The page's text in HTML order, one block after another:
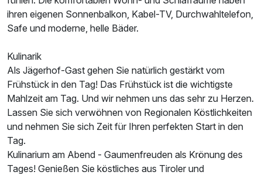
ihren eigenen Sonnenbalkon, Kabel-TV, Durchwahltelefon,
Safe und moderne, helle Bäder.
Kulinarik
Als Jägerhof-Gast gehen Sie natürlich gestärkt vom
Frühstück in den Tag! Das Frühstück ist die wichtigste
Mahlzeit am Tag. Und wir nehmen uns das sehr zu Herzen.
Lassen Sie sich verwöhnen von Regionalen Köstlichkeiten
und nehmen Sie sich Zeit für Ihren perfekten Start in den
Tag.
Kulinarium am Abend - Gaumenfreuden als Krönung des
Tages! Genießen Sie köstliches aus Tiroler und